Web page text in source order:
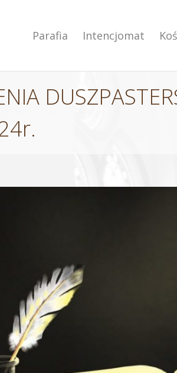
Parafia Intencjomat